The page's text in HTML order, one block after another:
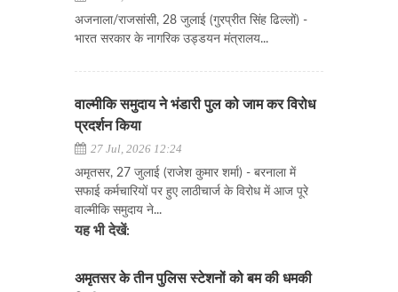
अजनाला/राजसांसी, 28 जुलाई (गुरप्रीत सिंह ढिल्लों) -
भारत सरकार के नागरिक उड्डयन मंत्रालय...
वाल्मीकि समुदाय ने भंडारी पुल को जाम कर विरोध
प्रदर्शन किया
27 Jul, 2026 12:24
अमृतसर, 27 जुलाई (राजेश कुमार शर्मा) - बरनाला में
सफाई कर्मचारियों पर हुए लाठीचार्ज के विरोध में आज पूरे
वाल्मीकि समुदाय ने...
यह भी देखें:
अमृतसर के तीन पुलिस स्टेशनों को बम की धमकी